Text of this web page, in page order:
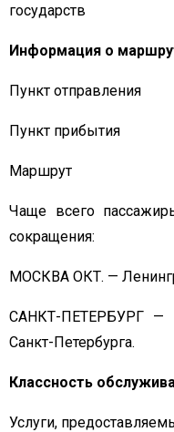
государств
Информация о
Пункт отправления
Пункт прибытия
Маршрут
Чаще всего
сокращения:
МОСКВА ОКТ. —
САНКТ-ПЕТЕРБУРГ —
Санкт-Петербурга.
Классность
Услуги,